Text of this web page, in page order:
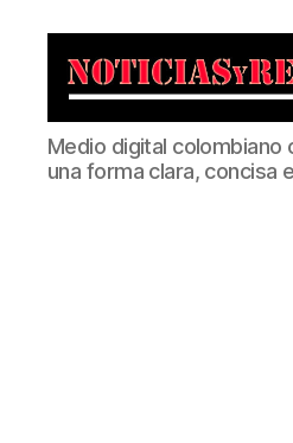
Noticias
y
Respuestas
Medio digital
una forma clara, concisa